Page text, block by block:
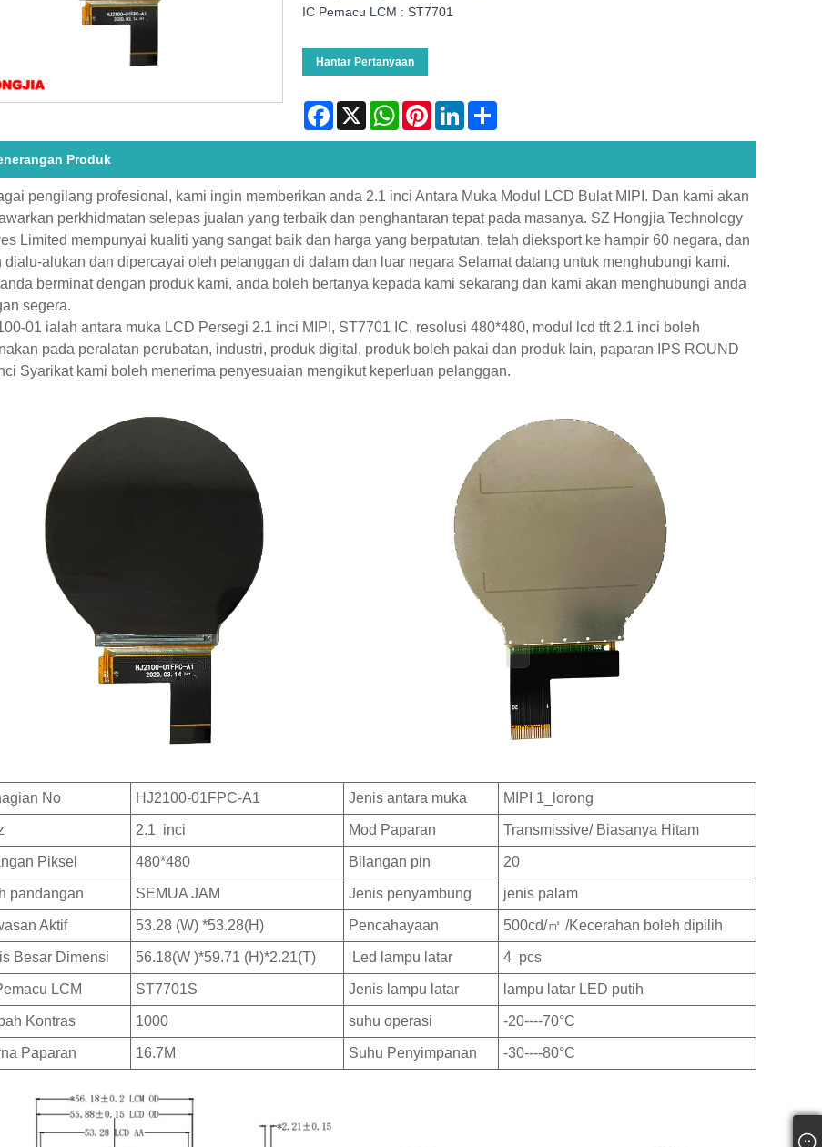
IC Pemacu LCM : ST7701
Hantar Pertanyaan
Facebook
X WhatsAppPinterestLinkedInShare
Produk
pengilang profesional, kami ingin memberikan anda 2.1 inci Antara Muka Modul LCD Bulat MIPI. Dan kami akan
perkhidmatan selepas jualan yang terbaik dan penghantaran tepat pada masanya. SZ Hongjia Technology
Limited mempunyai kualiti yang sangat baik dan harga yang berpatutan, telah dieksport ke hampir 60 negara, dan
dialu-alukan dan dipercayai oleh pelanggan di dalam dan luar negara Selamat datang untuk menghubungi kami.
berminat dengan produk kami, anda boleh bertanya kepada kami sekarang dan kami akan menghubungi anda
segera.
01 ialah antara muka LCD Persegi 2.1 inci MIPI, ST7701 IC, resolusi 480*480, modul lcd tft 2.1 inci boleh
pada peralatan perubatan, industri, produk digital, produk boleh pakai dan produk lain, paparan IPS ROUND
Syarikat kami boleh menerima penyesuaian mengikut keperluan pelanggan.
No HJ2100-01FPC-A1 Jenis antara muka MIPI 1_lorong
2.1 inci Mod Paparan Transmissive/ Biasanya Hitam
Piksel 480*480 Bilangan pin 20
pandangan SEMUA JAM Jenis penyambung jenis palam
Aktif 53.28 (W) *53.28(H) Pencahayaan 500cd/㎡ /Kecerahan boleh dipilih
Besar Dimensi 56.18(W )*59.71 (H)*2.21(T) Led lampu latar 4 pcs
LCM ST7701S Jenis lampu latar lampu latar LED putih
Kontras 1000 suhu operasi -20----70°C
Paparan 16.7M Suhu Penyimpanan -30----80°C